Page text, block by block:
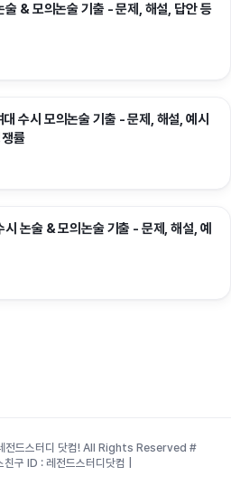
& 모의논술 기출 - 문제, 해설, 답안 등
수시 모의논술 기출 - 문제, 해설, 예시
률
논술 & 모의논술 기출 - 문제, 해설, 예
스터디 닷컴! All Rights Reserved #
친구 ID : 레전드스터디닷컴 |